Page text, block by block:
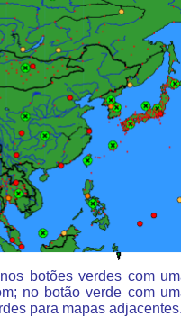
botões verdes com
no botão verde com
para mapas